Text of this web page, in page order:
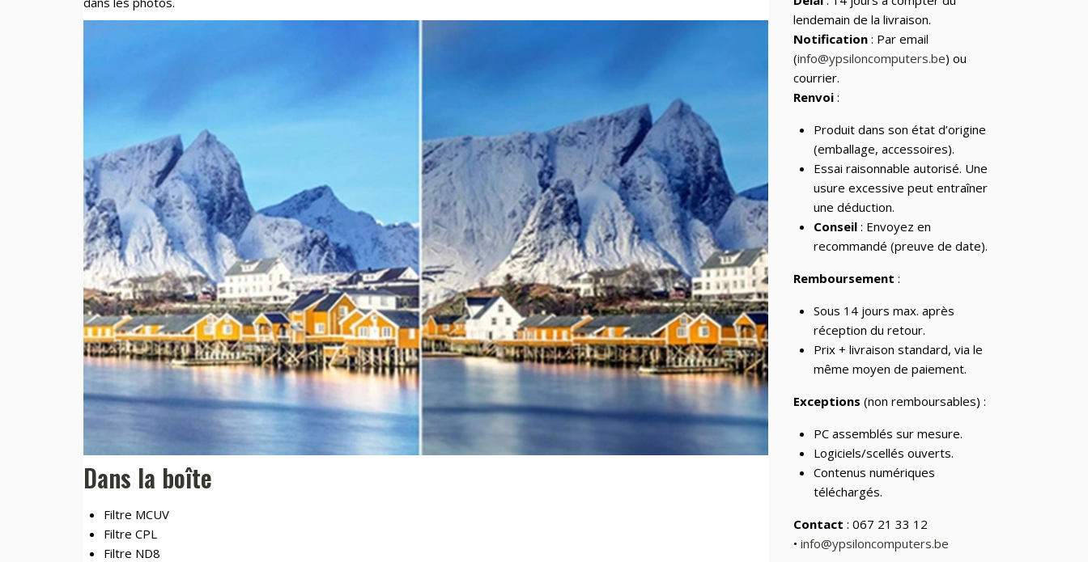
Dans la boîte
Filtre MCUV
Filtre CPL
Filtre ND8
📱 Smartphones & Tablets
📂 Sports & Loisirs 182
lendemain de la livraison.
Notification: Par email
(info@ypsiloncomputers.be) ou
courrier.
Renvoi:
Produit dans son état d’origine
(emballage, accessoires).
Essai raisonnable autorisé. Une
usure excessive peut entraîner
une déduction.
Conseil: Envoyez en
recommandé (preuve de date).
Remboursement :
Sous 14 jours max. après
réception du retour.
Prix + livraison standard, via le
même moyen de paiement.
Exceptions (non remboursables) :
PC assemblés sur mesure.
Logiciels/scellés ouverts.
Contenus numériques
téléchargés.
Contact : 067 21 33 12
• info@ypsiloncomputers.be